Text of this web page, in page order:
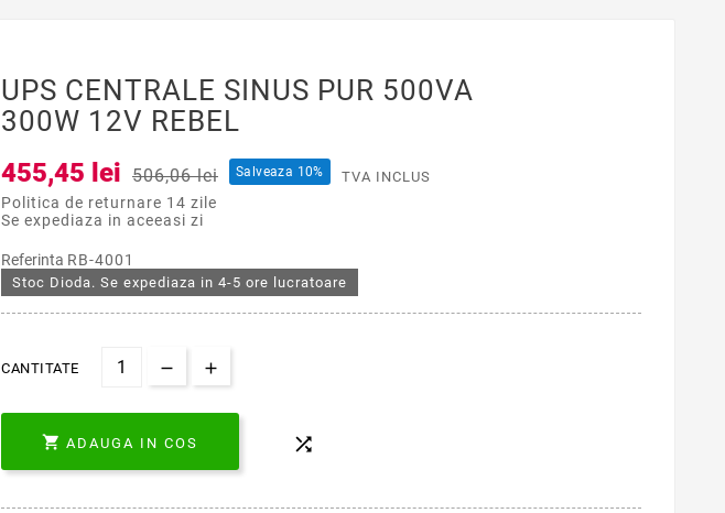
UPS CENTRALE SINUS PUR 500VA
300W 12V REBEL
455,45 lei 506,06 lei Salveaza 10% TVA INCLUS
Politica de returnare 14 zile
Se expediaza in aceeasi zi
Referinta RB-4001
Stoc Dioda. Se expediaza in 4-5 ore lucratoare
CANTITATE
 ADAUGA IN COS 